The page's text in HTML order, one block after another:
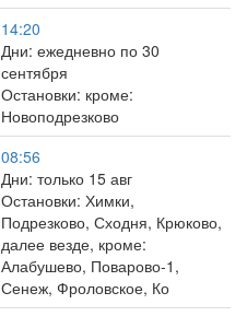
14:20
Дни: ежедневно по 30
сентября
Остановки: кроме:
Новоподрезково
08:56
Дни: только 15 авг
Остановки: Химки,
Подрезково, Сходня, Крюково,
далее везде, кроме:
Алабушево, Поварово-1,
Сенеж, Фроловское, Ко